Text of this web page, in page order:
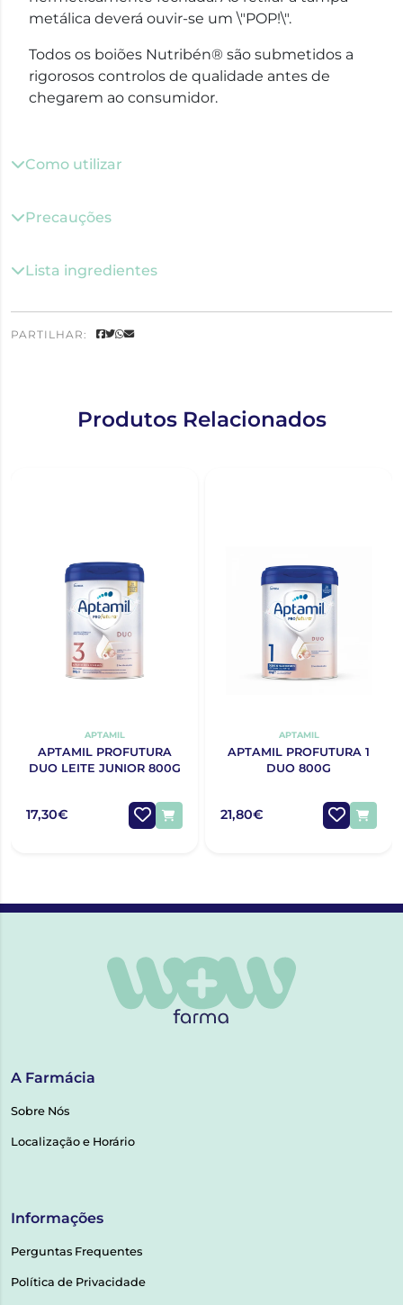
metálica deverá ouvir-se um \"POP!\".
Todos os boiões Nutribén® são submetidos a
rigorosos controlos de qualidade antes de
chegarem ao consumidor.
Como utilizar
Precauções
Lista ingredientes
PARTILHAR:
Produtos Relacionados
APTAMIL
APTAMIL PROFUTURA
DUO LEITE JUNIOR 800G
17,30€
APTAMIL
APTAMIL PROFUTURA 1
DUO 800G
21,80€
A Farmácia
Sobre Nós
Localização e Horário
Informações
Perguntas Frequentes
Política de Privacidade